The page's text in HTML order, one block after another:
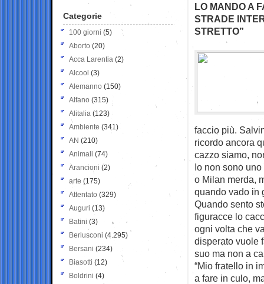
LO MANDO A
STRADE
STRETTO”
faccio più.
ricordo ancora
cazzo siamo,
Io non sono
o Milan merda,
quando vado in
Quando sento
figuracce lo
ogni volta che
disperato vuole
suo ma non a
“Mio fratello in
a fare in culo,
Categorie
100 giorni (5)
Aborto (20)
Acca Larentia (2)
Alcool (3)
Alemanno (150)
Alfano (315)
Alitalia (123)
Ambiente (341)
AN (210)
Animali (74)
Arancioni (2)
arte (175)
Attentato (329)
Auguri (13)
Batini (3)
Berlusconi (4.295)
Bersani (234)
Biasotti (12)
Boldrini (4)